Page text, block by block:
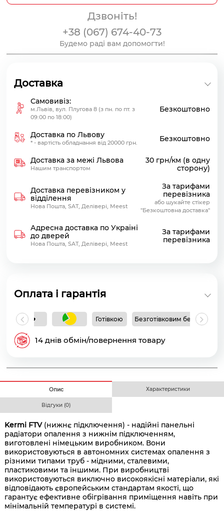
Дзвоніть!
+38 (067) 674-40-73
Будемо раді вам допомогти!
Доставка
Самовивіз:
м.Львів, вул. Плугова 8 (з пн. по пт. з
09:00 по 18:00)
Безкоштовно
Доставка по Львову
* - вартість обладнання від 20000 грн. Безкоштовно
Доставка за межі Львова
Нашим транспортом
30 грн/км (в одну
сторону)
Доставка перевізником у
відділення
Нова Пошта, SAT, Делівері, Meest
За тарифами
перевізника
або шукайте стікер
"Безкоштовна доставка"
Адресна доставка по Україні
до дверей
Нова Пошта, SAT, Делівері, Meest
За тарифами
перевізника
Оплата і гарантія
Готівкою Безготівковим без ПДВ
14 днів обмін/повернення товару
Опис Характеристики
Відгуки (0)
Kermi FTV (нижнє підключення) - надійні панельні
радіатори опалення з нижнім підключенням,
виготовлені німецьким виробником. Вони
використовуються в автономних системах опалення з
різними типами труб - мідними, сталевими,
пластиковими та іншими. При виробництві
використовуються виключно високоякісні матеріали, які
відповідають європейським стандартам якості, що
гарантує ефективне обігрівання приміщення навіть при
мінімальній температурі в системі.